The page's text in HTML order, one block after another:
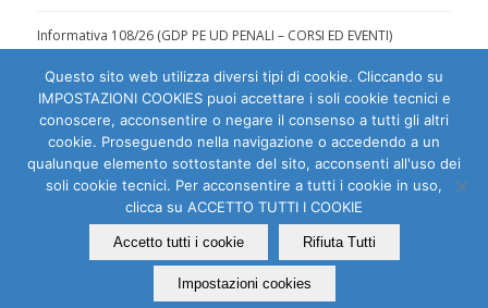
Informativa 108/26 (GDP PE UD PENALI – CORSI ED EVENTI)
Ordine degli Avvocati di Pescara | C.F. 80007810684 |
Dichiarazione di accessibilità|Segnala problema di
accessibilità
PEC:segreteria (at) ordineavvocatipescarapec.it
Questo sito web utilizza diversi tipi di cookie. Cliccando su
IMPOSTAZIONI COOKIES puoi accettare i soli cookie tecnici e
conoscere, acconsentire o negare il consenso a tutti gli altri
cookie. Proseguendo nella navigazione o accedendo a un
qualunque elemento sottostante del sito, acconsenti all'uso dei
soli cookie tecnici. Per acconsentire a tutti i cookie in uso,
clicca su ACCETTO TUTTI I COOKIE
Accetto tutti i cookie Rifiuta Tutti
Impostazioni cookies